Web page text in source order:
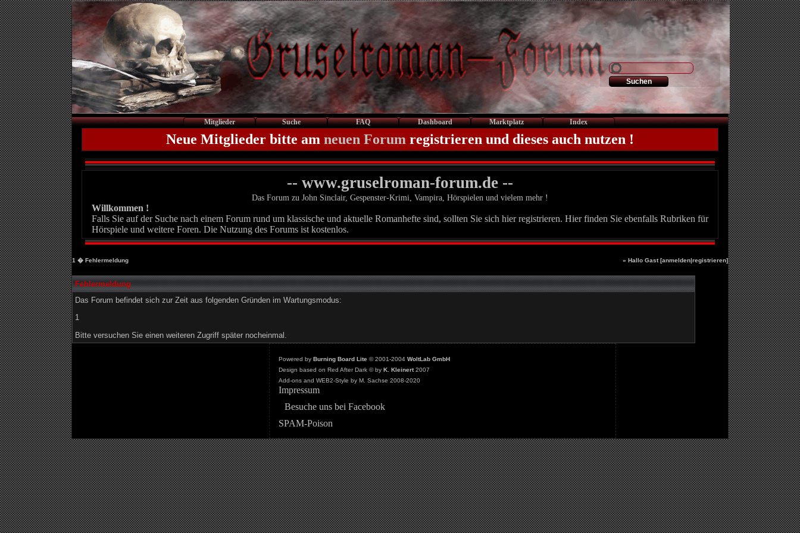
Mitglieder Suche FAQ Dashboard Marktplatz Index
Neue Mitglieder bitte am neuen Forum registrieren und dieses auch nutzen !
-- www.gruselroman-forum.de --
Das Forum zu John Sinclair, Gespenster-Krimi, Vampira, Hörspielen und vielem mehr !
Willkommen !
Falls Sie auf der Suche nach einem Forum rund um klassische und aktuelle Romanhefte sind, sollten Sie sich hier registrieren. Hier finden Sie ebenfalls Rubriken für
Hörspiele und weitere Foren. Die Nutzung des Forums ist kostenlos.
1 � Fehlermeldung » Hallo Gast [anmelden|registrieren]
Fehlermeldung
Das Forum befindet sich zur Zeit aus folgenden Gründen im Wartungsmodus:
1
Bitte versuchen Sie einen weiteren Zugriff später nocheinmal.
Powered by Burning Board Lite© 2001-2004 WoltLab GmbH
Design based on Red After Dark © by K. Kleinert2007
Add-ons and WEB2-Style by M. Sachse 2008-2020
Impressum
Besuche uns bei Facebook
SPAM-Poison